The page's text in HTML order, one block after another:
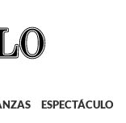
ESPECTÁCULOS